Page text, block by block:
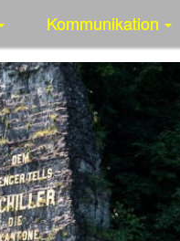
Kommunikation